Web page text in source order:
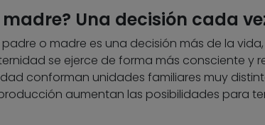
madre? Una decisión cada
o madre es una decisión más de la
se ejerce de forma más consciente y
conforman unidades familiares muy
aumentan las posibilidades para